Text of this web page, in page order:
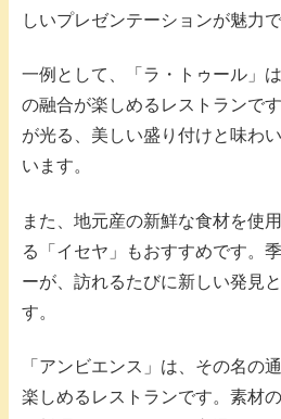
しいプレゼンテーションが魅力で
一例として、「ラ・トゥール」
の融合が楽しめるレストランで
が光る、美しい盛り付けと味わ
います。
また、地元産の新鮮な食材を使
る「イセヤ」もおすすめです。
ーが、訪れるたびに新しい発見
す。
「アンビエンス」は、その名の
楽しめるレストランです。素材